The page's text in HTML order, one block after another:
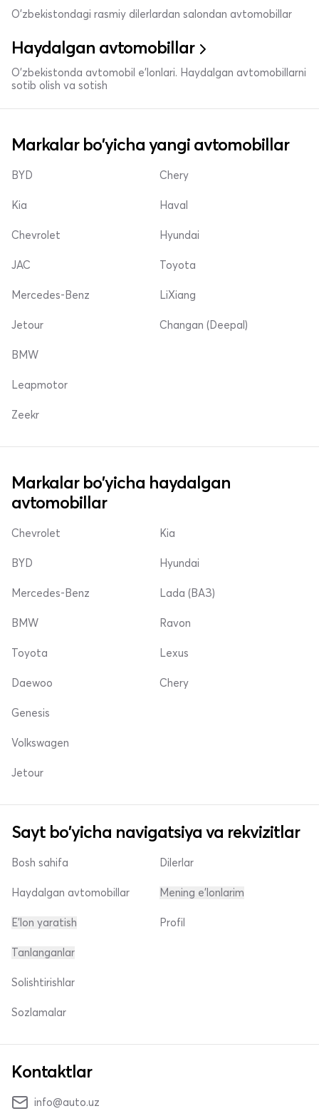
O'zbekistondagi rasmiy dilerlardan salondan avtomobillar
Haydalgan avtomobillar
O'zbekistonda avtomobil e’lonlari. Haydalgan avtomobillarni
sotib olish va sotish
Markalar bo'yicha yangi avtomobillar
BYD
Kia
Chevrolet
Chery
Haval
Hyundai
JAC
Mercedes-Benz
Jetour
Toyota
LiXiang
Changan (Deepal)
BMW
Leapmotor
Zeekr
Markalar bo'yicha haydalgan
avtomobillar
Chevrolet
BYD
Mercedes-Benz
Kia
Hyundai
Lada (ВАЗ)
BMW
Toyota
Daewoo
Ravon
Lexus
Chery
Genesis
Volkswagen
Jetour
Sayt bo'yicha navigatsiya va rekvizitlar
Bosh sahifa
Haydalgan avtomobillar
E'lon yaratish
Dilerlar
Mening e'lonlarim
Profil
Tanlanganlar
Solishtirishlar
Sozlamalar
Kontaktlar
info@auto.uz